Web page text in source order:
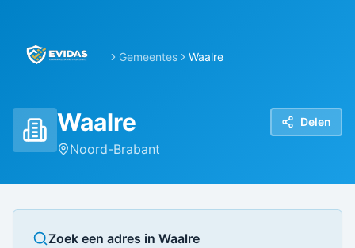
Gemeentes Waalre
Waalre
Noord-Brabant
Delen
Zoek een adres in Waalre